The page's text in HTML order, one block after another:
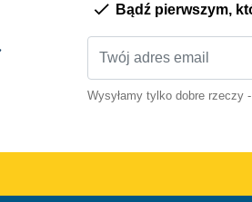
Bądź pierwszym,
Wysyłamy tylko dobre rzeczy